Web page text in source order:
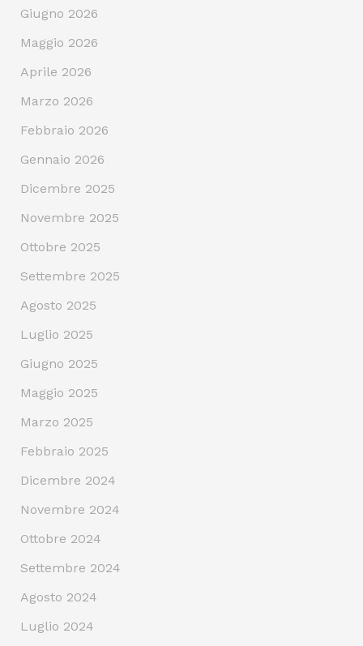
Giugno 2026
Maggio 2026
Aprile 2026
Marzo 2026
Febbraio 2026
Gennaio 2026
Dicembre 2025
Novembre 2025
Ottobre 2025
Settembre 2025
Agosto 2025
Luglio 2025
Giugno 2025
Maggio 2025
Marzo 2025
Febbraio 2025
Dicembre 2024
Novembre 2024
Ottobre 2024
Settembre 2024
Agosto 2024
Luglio 2024